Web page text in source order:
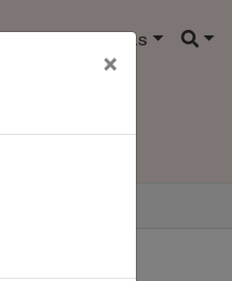
Agendas
×